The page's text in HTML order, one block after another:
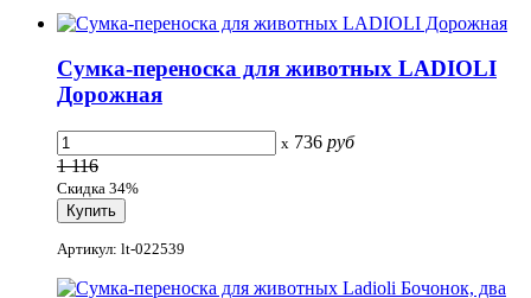
Сумка-переноска для животных LADIOLI
Дорожная
x 736 руб
1 116
Скидка 34%
Артикул: lt-022539